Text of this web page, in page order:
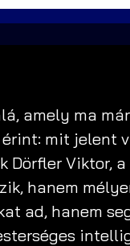
amely ma
érint: mit jelent
Dörfler Viktor,
hanem
ad, hanem